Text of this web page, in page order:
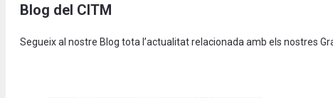
Blog del CITM
Segueix al nostre Blog tota l’actualitat relacionada amb els nostres